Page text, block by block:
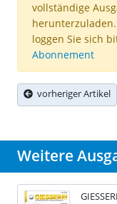
vollständige
loggen Sie sich
Abonnement
vorheriger Artikel
Weitere